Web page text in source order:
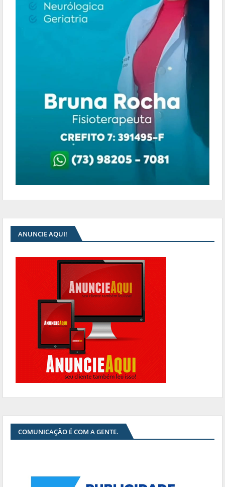
ANUNCIE AQUI!
COMUNICAÇÃO É COM A GENTE.